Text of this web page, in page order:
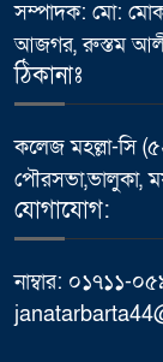
সম্পাদক: মো:
আজগর, রুস্তম আলী
ঠিকানাঃ
কলেজ মহল্লা-সি
পৌরসভা,ভালুকা,
যোগাযোগ:
নাম্বার: ০১৭১১-